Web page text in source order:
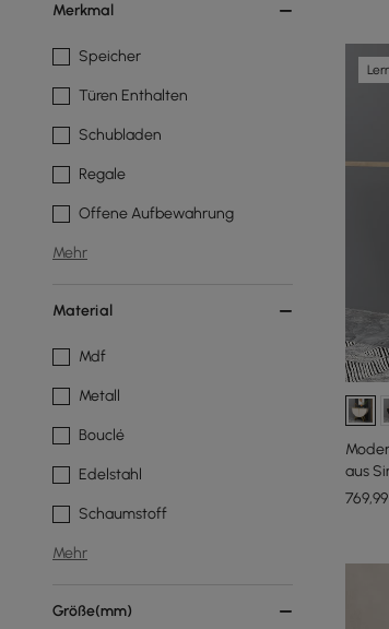
Merkmal
Speicher
Türen Enthalten
Schubladen
Regale
Offene Aufbewahrung
Mehr
Material
Mdf
Metall
Bouclé
Edelstahl
Schaumstoff
Mehr
Größe(mm)
aus
769,99